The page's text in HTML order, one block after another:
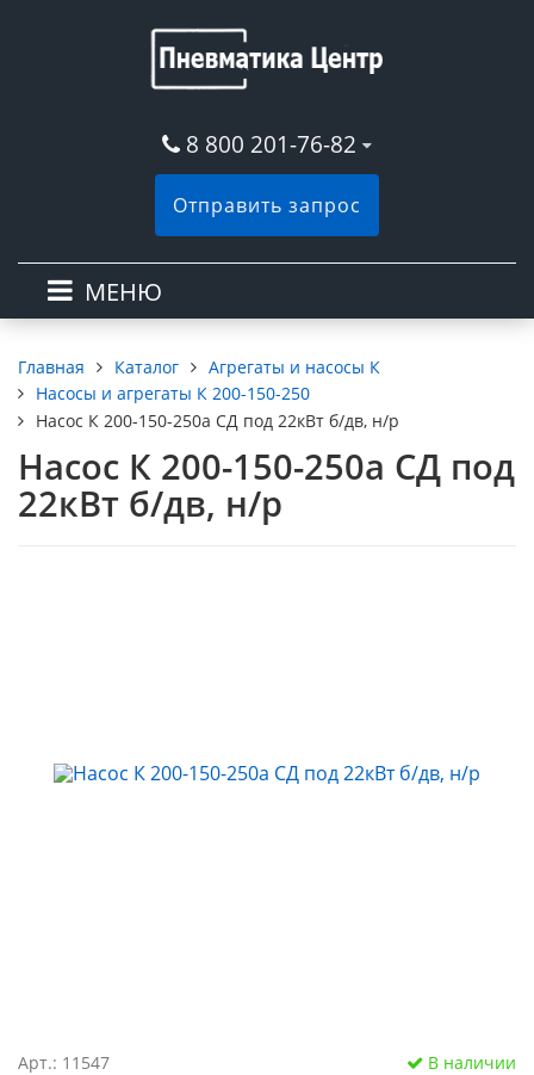
8 800 201-76-82
Отправить запрос
МЕНЮ
Главная Каталог
Агрегаты и насосы К
Насосы и агрегаты К 200-150-250
Насос К 200-150-250а СД под 22кВт б/дв, н/р
Насос К 200-150-250а СД под
22кВт б/дв, н/р
Арт.: 11547 В наличии